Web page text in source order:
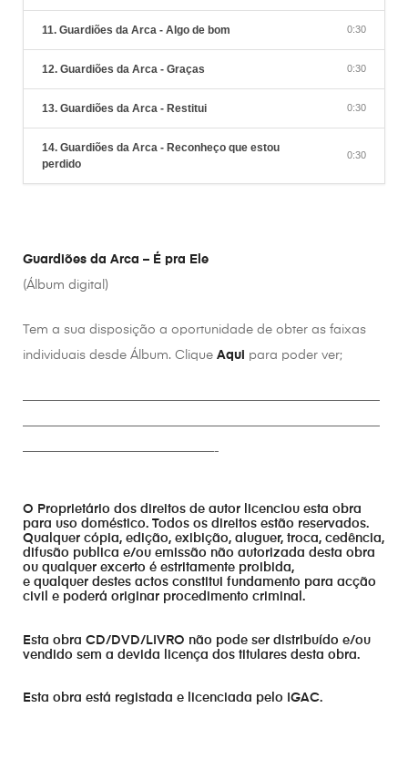
11. Guardiões da Arca - Algo de bom 0:30
12. Guardiões da Arca - Graças 0:30
13. Guardiões da Arca - Restitui 0:30
14. Guardiões da Arca - Reconheço que estou
perdido
0:30
Guardiões da Arca – É pra Ele
(Álbum digital)
Tem a sua disposição a oportunidade de obter as faixas
individuais desde Álbum. Clique Aqui para poder ver;
————————————————————————————
————————————————————————————
———————————————-
O Proprietário dos direitos de autor licenciou esta obra
para uso doméstico. Todos os direitos estão reservados.
Qualquer cópia, edição, exibição, aluguer, troca, cedência,
difusão publica e/ou emissão não autorizada desta obra
ou qualquer excerto é estritamente proibida,
e qualquer destes actos constitui fundamento para acção
civil e poderá originar procedimento criminal.
Esta obra CD/DVD/LIVRO não pode ser distribuído e/ou
vendido sem a devida licença dos titulares desta obra.
Esta obra está registada e licenciada pelo IGAC.